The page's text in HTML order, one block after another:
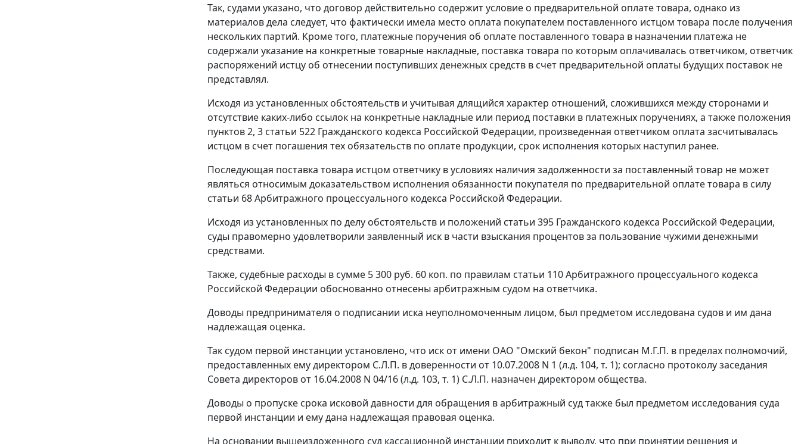
Так, судами указано, что договор действительно содержит условие о предварительной оплате товара, однако из
материалов дела следует, что фактически имела место оплата покупателем поставленного истцом товара после получения
нескольких партий. Кроме того, платежные поручения об оплате поставленного товара в назначении платежа не
содержали указание на конкретные товарные накладные, поставка товара по которым оплачивалась ответчиком, ответчик
распоряжений истцу об отнесении поступивших денежных средств в счет предварительной оплаты будущих поставок не
представлял.
Исходя из установленных обстоятельств и учитывая длящийся характер отношений, сложившихся между сторонами и
отсутствие каких-либо ссылок на конкретные накладные или период поставки в платежных поручениях, а также положения
пунктов 2, 3 статьи 522 Гражданского кодекса Российской Федерации, произведенная ответчиком оплата засчитывалась
истцом в счет погашения тех обязательств по оплате продукции, срок исполнения которых наступил ранее.
Последующая поставка товара истцом ответчику в условиях наличия задолженности за поставленный товар не может
являться относимым доказательством исполнения обязанности покупателя по предварительной оплате товара в силу
статьи 68Арбитражного процессуального кодекса Российской Федерации.
Исходя из установленных по делу обстоятельств и положений статьи 395 Гражданского кодекса Российской Федерации,
суды правомерно удовлетворили заявленный иск в части взыскания процентов за пользование чужими денежными
средствами.
Также, судебные расходы в сумме 5 300 руб. 60 коп. по правилам статьи 110Арбитражного процессуального кодекса
Российской Федерации обоснованно отнесены арбитражным судом на ответчика.
Доводы предпринимателя о подписании иска неуполномоченным лицом, был предметом исследована судов и им дана
надлежащая оценка.
Так судом первой инстанции установлено, что иск от имени ОАО "Омский бекон" подписан М.Г.П. в пределах полномочий,
предоставленных ему директором С.Л.П. в доверенности от 10.07.2008 N 1 (л.д. 104, т. 1); согласно протоколу заседания
Совета директоров от 16.04.2008 N 04/16 (л.д. 103, т. 1) С.Л.П. назначен директором общества.
Доводы о пропуске срока исковой давности для обращения в арбитражный суд также был предметом исследования суда
первой инстанции и ему дана надлежащая правовая оценка.
На основании вышеизложенного суд кассационной инстанции приходит к выводу, что при принятии решения и